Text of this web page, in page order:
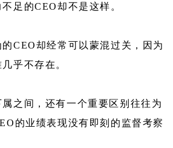
足的CEO却不是这样。
CEO却经常可以蒙混过关，因为
乎不存在。
之间，还有一个重要区别往往为
的业绩表现没有即刻的监督考察